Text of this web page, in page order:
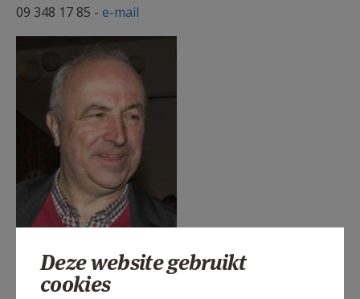
09 348 17 85 - e-mail
Ddeken Geert.jpg
Deze website gebruikt
cookies